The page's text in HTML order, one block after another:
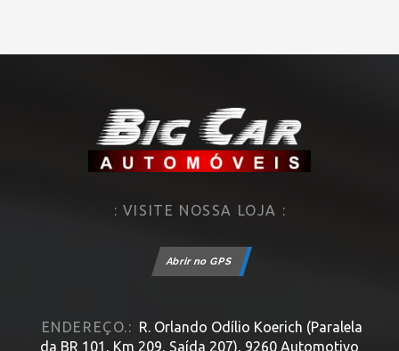
: VISITE NOSSA LOJA :
Abrir no GPS
ENDEREÇO.: R. Orlando Odílio Koerich (Paralela
da BR 101, Km 209, Saída 207), 9260 Automotivo